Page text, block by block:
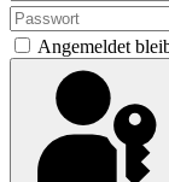
Angemeldet